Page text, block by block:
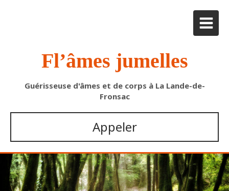
Fl’âmes jumelles
Guérisseuse d'âmes et de corps à La Lande-de-
Fronsac
Appeler